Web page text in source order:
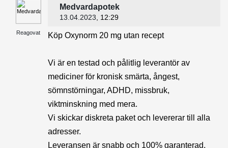
Reagovat
Medvardapotek
13.04.2023 , 12:29
Köp Oxynorm 20 mg utan recept
Vi är en testad och pålitlig leverantör av
mediciner för kronisk smärta, ångest,
sömnstörningar, ADHD, missbruk,
viktminskning med mera.
Vi skickar diskreta paket och levererar till alla
adresser.
Leveransen är snabb och 100% garanterad,